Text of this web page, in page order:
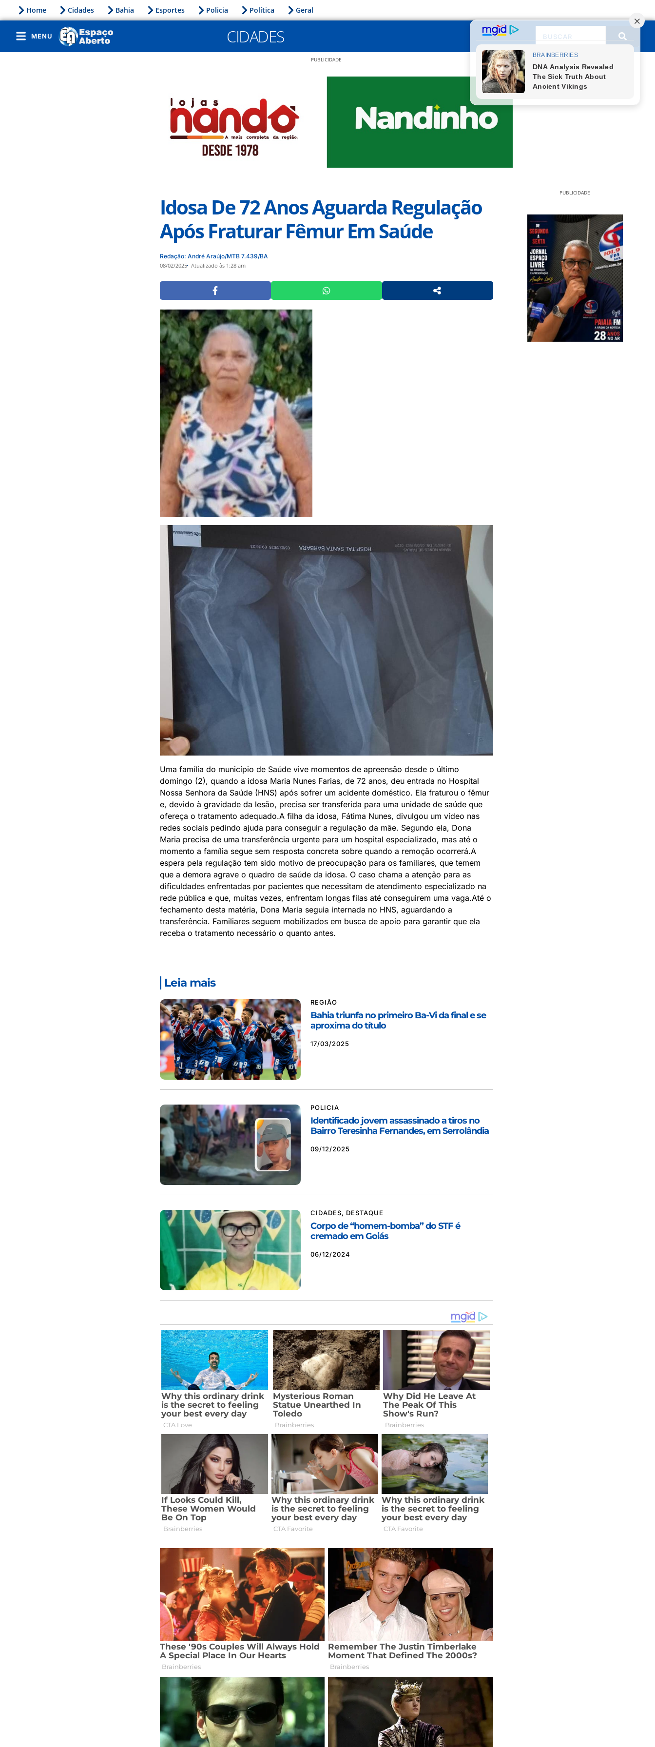
Home Cidades Bahia Esportes Policia Política Geral
MENU CIDADES
PUBLICIDADE
Idosa De 72 Anos Aguarda Regulação
Após Fraturar Fêmur Em Saúde
Redação: André Araújo/MTB 7.439/BA
08/02/2025 Atualizado às 1:28 am
Uma família do município de Saúde vive momentos de apreensão desde o último
domingo (2), quando a idosa Maria Nunes Farias, de 72 anos, deu entrada no Hospital
Nossa Senhora da Saúde (HNS) após sofrer um acidente doméstico. Ela fraturou o fêmur
e, devido à gravidade da lesão, precisa ser transferida para uma unidade de saúde que
ofereça o tratamento adequado.A filha da idosa, Fátima Nunes, divulgou um vídeo nas
redes sociais pedindo ajuda para conseguir a regulação da mãe. Segundo ela, Dona
Maria precisa de uma transferência urgente para um hospital especializado, mas até o
momento a família segue sem resposta concreta sobre quando a remoção ocorrerá.A
espera pela regulação tem sido motivo de preocupação para os familiares, que temem
que a demora agrave o quadro de saúde da idosa. O caso chama a atenção para as
dificuldades enfrentadas por pacientes que necessitam de atendimento especializado na
rede pública e que, muitas vezes, enfrentam longas filas até conseguirem uma vaga.Até o
fechamento desta matéria, Dona Maria seguia internada no HNS, aguardando a
transferência. Familiares seguem mobilizados em busca de apoio para garantir que ela
receba o tratamento necessário o quanto antes.
Leia mais
REGIÃO
Bahia triunfa no primeiro Ba-Vi da final e se
aproxima do título
17/03/2025
POLICIA
Identificado jovem assassinado a tiros no
Bairro Teresinha Fernandes, em Serrolândia
09/12/2025
CIDADES, DESTAQUE
Corpo de “homem-bomba” do STF é
cremado em Goiás
06/12/2024
PUBLICIDADE